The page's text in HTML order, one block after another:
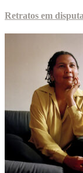
Retratos em